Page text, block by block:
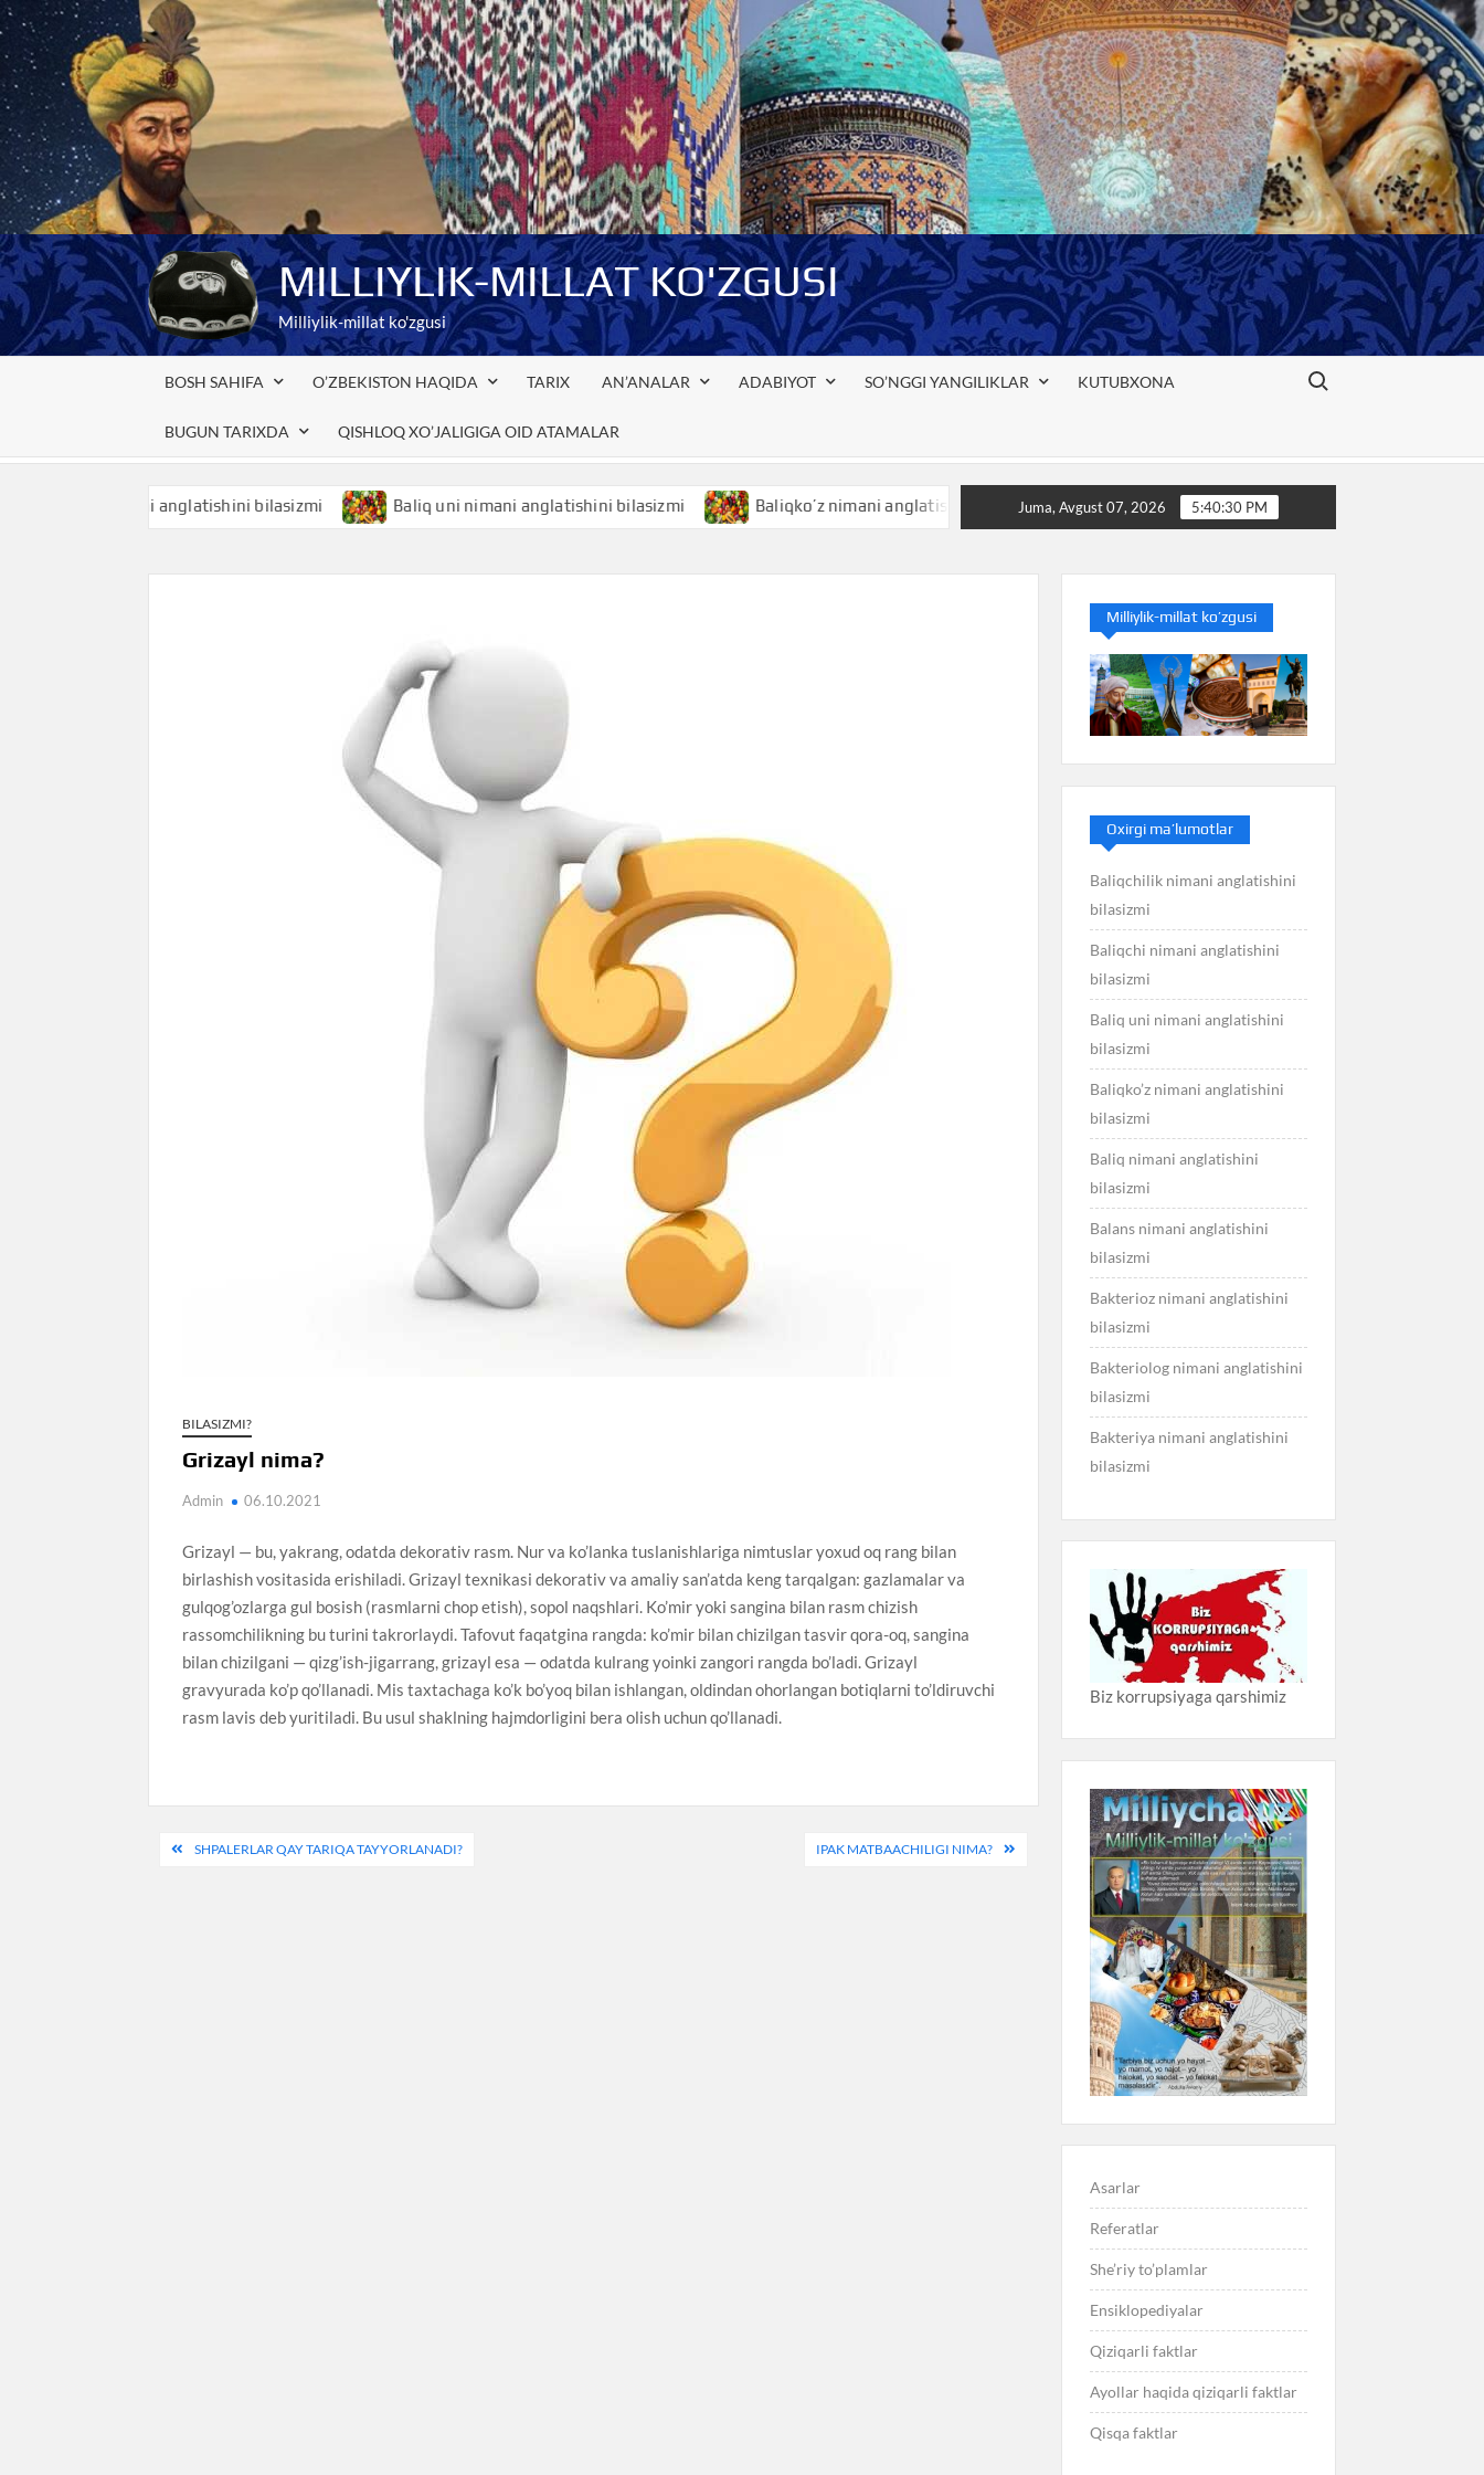
Skip
to
content
MILLIYLIK-MILLAT KO'ZGUSI
Milliylik-millat ko'zgusi
BOSH SAHIFA O’ZBEKISTON HAQIDA TARIX AN’ANALAR ADABIYOT SO’NGGI YANGILIKLAR KUTUBXONA
BUGUN TARIXDA QISHLOQ XO’JALIGIGA OID ATAMALAR
Search for:
nimani anglatishini bilasizmi Baliq uni nimani anglatishini bilasizmi Baliqko’z nimani anglatishini bilasizmi Baliq nimani anglatishini bilasizmi
Juma, Avgust 07, 2026 5:40:31 PM
BILASIZMI?
Grizayl nima?
Admin 06.10.2021
Grizayl — bu, yakrang, odatda dekorativ rasm. Nur va ko’lanka tuslanishlariga nimtuslar yoxud oq rang bilan
birlashish vositasida erishiladi. Grizayl texnikasi dekorativ va amaliy san’atda keng tarqalgan: gazlamalar va
gulqog’ozlarga gul bosish (rasmlarni chop etish), sopol naqshlari. Ko’mir yoki sangina bilan rasm chizish
rassomchilikning bu turini takrorlaydi. Tafovut faqatgina rangda: ko’mir bilan chizilgan tasvir qora-oq, sangina
bilan chizilgani — qizg’ish-jigarrang, grizayl esa — odatda kulrang yoinki zangori rangda bo’ladi. Grizayl
gravyurada ko’p qo’llanadi. Mis taxtachaga ko’k bo’yoq bilan ishlangan, oldindan ohorlangan botiqlarni to’ldiruvchi
rasm lavis deb yuritiladi. Bu usul shaklning hajmdorligini bera olish uchun qo’llanadi.
PostSHPALERLAR QAY TARIQA TAYYORLANADI? IPAK MATBAACHILIGI NIMA?
Milliylik-millat ko’zgusi
Oxirgi ma’lumotlar
Baliqchilik nimani anglatishini
bilasizmi
Baliqchi nimani anglatishini
bilasizmi
Baliq uni nimani anglatishini
bilasizmi
Baliqko’z nimani anglatishini
bilasizmi
Baliq nimani anglatishini
bilasizmi
Balans nimani anglatishini
bilasizmi
Bakterioz nimani anglatishini
bilasizmi
Bakteriolog nimani anglatishini
bilasizmi
Bakteriya nimani anglatishini
bilasizmi
Biz korrupsiyaga qarshimiz
Asarlar
Referatlar
She’riy to’plamlar
Ensiklopediyalar
Qiziqarli faktlar
Ayollar haqida qiziqarli faktlar
Qisqa faktlar